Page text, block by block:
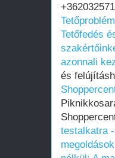
Tetőfedés
azonnali
és
testalkatra